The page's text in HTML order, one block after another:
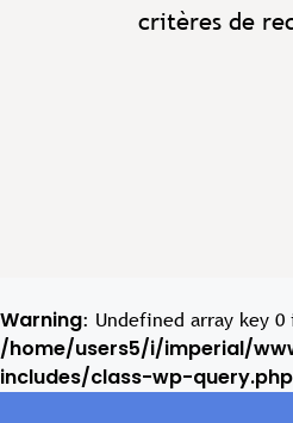
critères de
Warning: Undefined array key 0
/home/users5/i/imperial/
includes/class-wp-query.php